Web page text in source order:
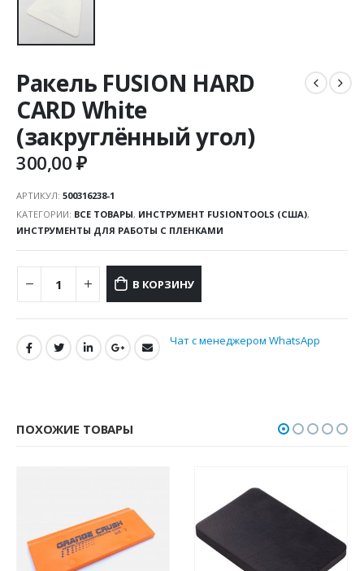
Ракель FUSION HARD
CARD White
(закруглённый угол)
300,00₽
АРТИКУЛ: 500316238-1
КАТЕГОРИИ: ВСЕ ТОВАРЫ, ИНСТРУМЕНТ FUSIONTOOLS (США),
ИНСТРУМЕНТЫ ДЛЯ РАБОТЫ С ПЛЕНКАМИ
В КОРЗИНУ
Чат с менеджером WhatsApp
ПОХОЖИЕ ТОВАРЫ